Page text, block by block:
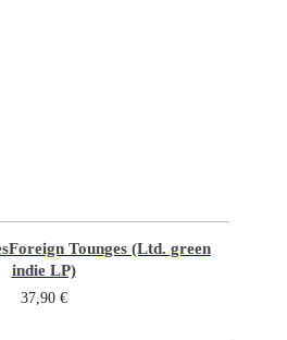
Foreign Tounges (Ltd. green
indie LP)
37,90 €